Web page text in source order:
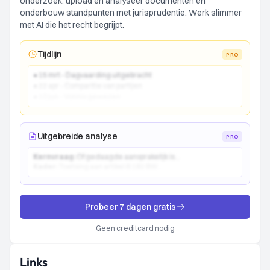
onderbouw standpunten met jurisprudentie. Werk slimmer
met AI die het recht begrijpt.
Tijdlijn PRO
● 15 mrt - Dagvaarding uitgebracht
Uitgebreide analyse PRO
Kernvraag:
Probeer 7 dagen gratis
Geen creditcard nodig
Links